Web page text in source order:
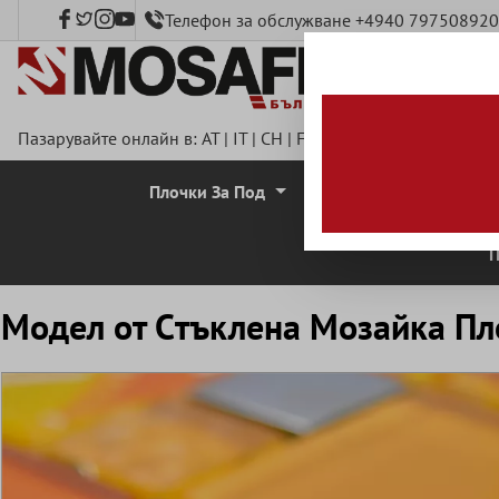
съдържаниеТелефон за обслужване +4940 797508920
Пазарувайте онлайн в: AT| IT| CH | FR
Плочки За Под
Mодел от Cтъклена Mозайка